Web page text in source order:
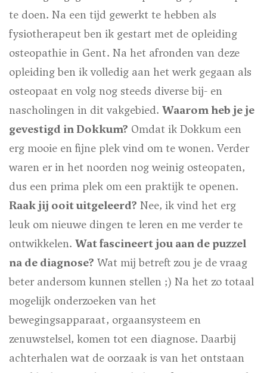
te doen. Na een tijd gewerkt te hebben als
fysiotherapeut ben ik gestart met de opleiding
osteopathie in Gent. Na het afronden van deze
opleiding ben ik volledig aan het werk gegaan als
osteopaat en volg nog steeds diverse bij- en
nascholingen in dit vakgebied. Waarom heb je je
gevestigd in Dokkum? Omdat ik Dokkum een
erg mooie en fijne plek vind om te wonen. Verder
waren er in het noorden nog weinig osteopaten,
dus een prima plek om een praktijk te openen.
Raak jij ooit uitgeleerd? Nee, ik vind het erg
leuk om nieuwe dingen te leren en me verder te
ontwikkelen. Wat fascineert jou aan de puzzel
na de diagnose? Wat mij betreft zou je de vraag
beter andersom kunnen stellen ;) Na het zo totaal
mogelijk onderzoeken van het
bewegingsapparaat, orgaansysteem en
zenuwstelsel, komen tot een diagnose. Daarbij
achterhalen wat de oorzaak is van het ontstaan